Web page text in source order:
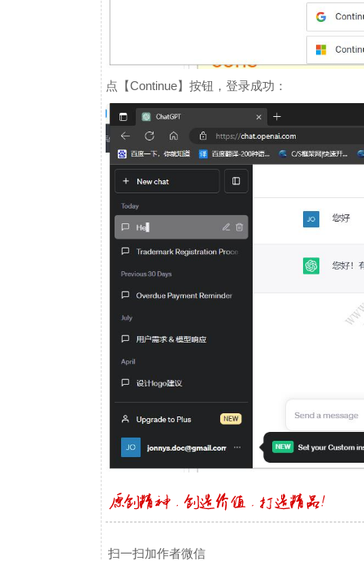
点【Continue】按钮，登录成功：
扫一扫加作者微信